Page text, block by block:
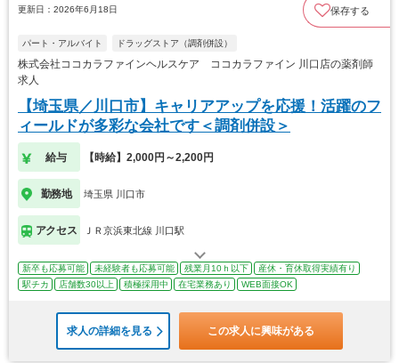
更新日：2026年6月18日 保存する
パート・アルバイト ドラッグストア（調剤併設）
株式会社ココカラファインヘルスケア ココカラファイン 川口店の薬剤師
求人
【埼玉県／川口市】キャリアアップを応援！活躍のフ
ィールドが多彩な会社です＜調剤併設＞
給与 【時給】2,000円～2,200円
勤務地 埼玉県 川口市
アクセス ＪＲ京浜東北線 川口駅
新卒も応募可能 未経験者も応募可能 残業月10ｈ以下
産休・育休取得実績有り
駅チカ
店舗数30以上 積極採用中 在宅業務あり WEB面接OK
求人の詳細を見る この求人に興味がある